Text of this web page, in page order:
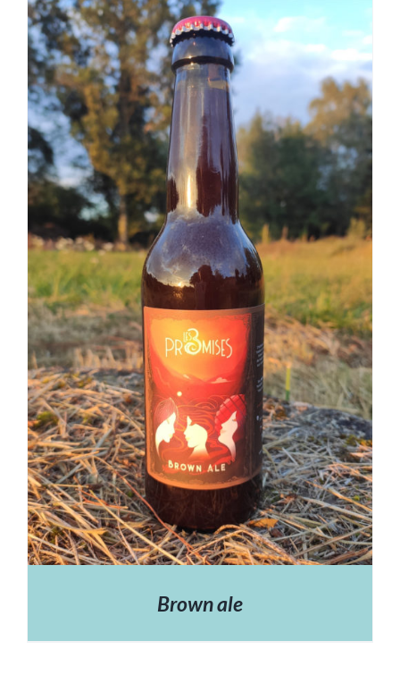
Brown ale